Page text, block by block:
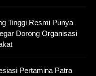
Tinggi Resmi Punya
Dorong Organisasi
Pertamina Patra